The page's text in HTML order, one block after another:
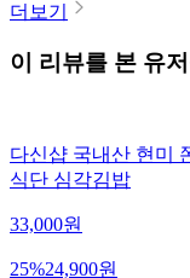
더보기
이 리뷰를 본 유
다신샵 국내산 현미
식단 심각김밥
33,000원
25%24,900원